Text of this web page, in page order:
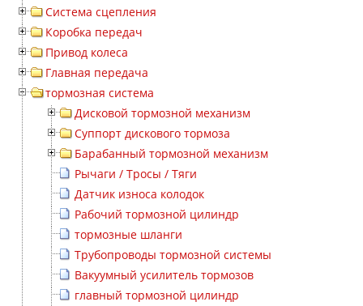
Система сцепления
Коробка передач
Привод колеса
Главная передача
тормозная система
Дисковой тормозной механизм
Суппорт дискового тормоза
Барабанный тормозной механизм
Рычаги / Тросы / Тяги
Датчик износа колодок
Рабочий тормозной цилиндр
тормозные шланги
Трубопроводы тормозной системы
Вакуумный усилитель тормозов
главный тормозной цилиндр